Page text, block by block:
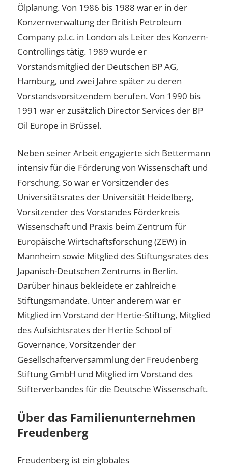
Ölplanung. Von 1986 bis 1988 war er in der
Konzernverwaltung der British Petroleum
Company p.l.c. in London als Leiter des Konzern-
Controllings tätig. 1989 wurde er
Vorstandsmitglied der Deutschen BP AG,
Hamburg, und zwei Jahre später zu deren
Vorstandsvorsitzendem berufen. Von 1990 bis
1991 war er zusätzlich Director Services der BP
Oil Europe in Brüssel.
Neben seiner Arbeit engagierte sich Bettermann
intensiv für die Förderung von Wissenschaft und
Forschung. So war er Vorsitzender des
Universitätsrates der Universität Heidelberg,
Vorsitzender des Vorstandes Förderkreis
Wissenschaft und Praxis beim Zentrum für
Europäische Wirtschaftsforschung (ZEW) in
Mannheim sowie Mitglied des Stiftungsrates des
Japanisch-Deutschen Zentrums in Berlin.
Darüber hinaus bekleidete er zahlreiche
Stiftungsmandate. Unter anderem war er
Mitglied im Vorstand der Hertie-Stiftung, Mitglied
des Aufsichtsrates der Hertie School of
Governance, Vorsitzender der
Gesellschafterversammlung der Freudenberg
Stiftung GmbH und Mitglied im Vorstand des
Stifterverbandes für die Deutsche Wissenschaft.
Über das Familienunternehmen
Freudenberg
Freudenberg ist ein globales